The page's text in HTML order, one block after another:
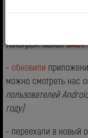
- запустили
котором вас
телеграм-каналBABY
- обновили
можно смотреть нас
пользователей
году)
- переехали в новый